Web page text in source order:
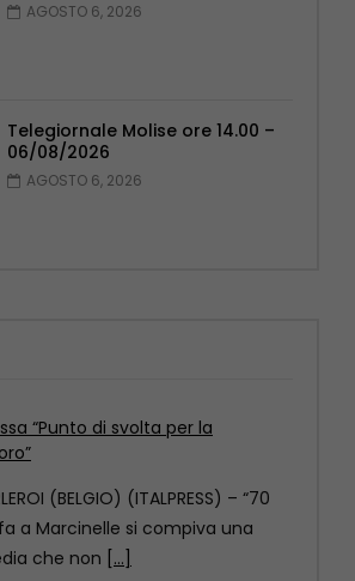
AGOSTO 6, 2026
Telegiornale Molise ore 14.00 –
06/08/2026
AGOSTO 6, 2026
“Tutela lavoratori è il più grande
(BELGIO) (ITALPRESS) – “L’8
2026, a 70 anni dalla tragedia di
viene [...]